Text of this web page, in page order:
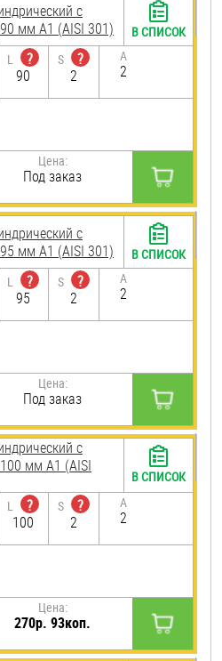
с
мм А1 (AISI 301)
L
?
90
S
?
2
A
2
Цена:
Под заказ
В СПИСОК
с
мм А1 (AISI 301)
L
?
95
S
?
2
A
2
Цена:
Под заказ
В СПИСОК
с
мм А1 (AISI
L
?
100
S
?
2
A
2
Цена:
270р. 93коп.
В СПИСОК